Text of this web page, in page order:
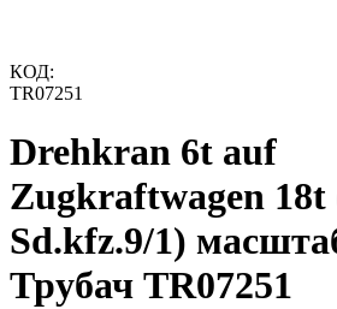
КОД:
TR07251
Drehkran 6t auf
Zugkraftwagen
Sd.kfz.9/1)
Трубач TR07251